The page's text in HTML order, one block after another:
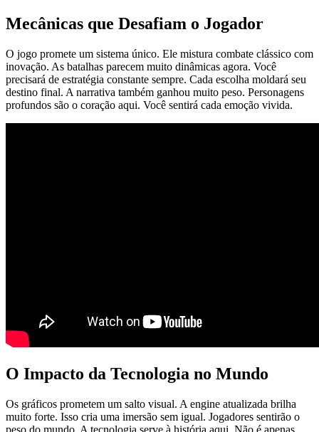
Mecânicas que Desafiam o Jogador
O jogo promete um sistema único. Ele mistura combate clássico com
inovação. As batalhas parecem muito dinâmicas agora. Você
precisará de estratégia constante sempre. Cada escolha moldará seu
destino final. A narrativa também ganhou muito peso. Personagens
profundos são o coração aqui. Você sentirá cada emoção vivida.
O Impacto da Tecnologia no Mundo
Os gráficos prometem um salto visual. A engine atualizada brilha
muito forte. Isso cria uma imersão sem igual. Jogadores sentirão o
peso do mundo. A tecnologia serve à história aqui. Não é apenas